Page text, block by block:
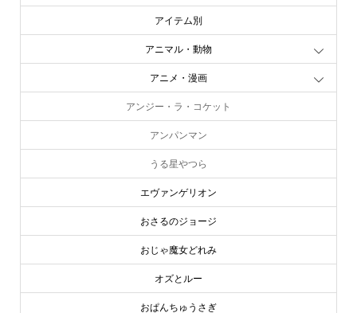
アイテム別
アニマル・動物
アニメ・漫画
アンジー・ラ・コケット
アンパンマン
うる星やつら
エヴァンゲリオン
おさるのジョージ
おじゃ魔女どれみ
オズとルー
おぱんちゅうさぎ